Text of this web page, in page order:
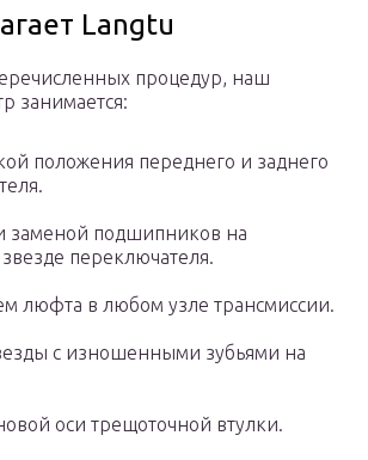
Langtu
процедур, наш
занимается:
положения переднего и заднего
заменой подшипников на
переключателя.
люфта в любом узле трансмиссии.
с изношенными зубьями на
оси трещоточной втулки.